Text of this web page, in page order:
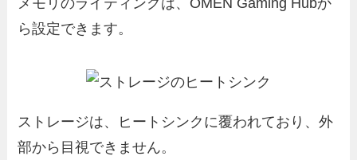
ら設定できます。
ストレージは、ヒートシンクに覆われており、外
部から目視できません。